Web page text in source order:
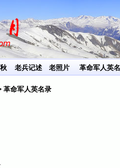
老兵记述 老照片 革命军人英
革命军人英名录